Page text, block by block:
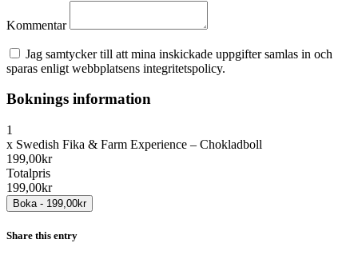
Kommentar
Jag samtycker till att mina inskickade uppgifter samlas in och
sparas enligt webbplatsens integritetspolicy.
Boknings information
1
x Swedish Fika & Farm Experience – Chokladboll
199,00kr
Totalpris
199,00kr
Share this entry